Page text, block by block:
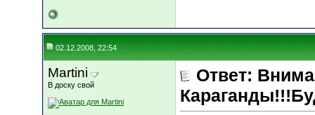
02.12.2008, 22:54
Martini
В доску свой
Ответ: